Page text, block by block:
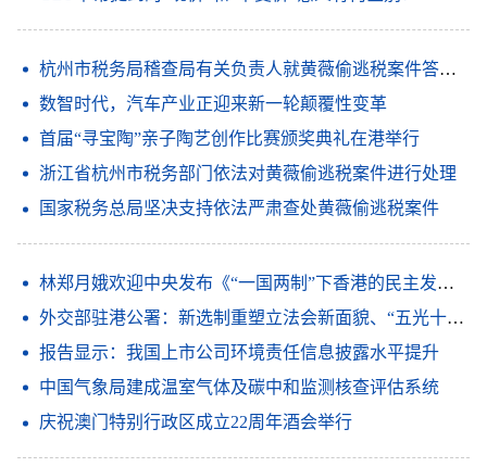
杭州市税务局稽查局有关负责人就黄薇偷逃税案件答记者问
数智时代，汽车产业正迎来新一轮颠覆性变革
首届“寻宝陶”亲子陶艺创作比赛颁奖典礼在港举行
浙江省杭州市税务部门依法对黄薇偷逃税案件进行处理
国家税务总局坚决支持依法严肃查处黄薇偷逃税案件
林郑月娥欢迎中央发布《“一国两制”下香港的民主发展》白皮书
外交部驻港公署：新选制重塑立法会新面貌、“五光十色”共绘香港特色民主新篇章
报告显示：我国上市公司环境责任信息披露水平提升
中国气象局建成温室气体及碳中和监测核查评估系统
庆祝澳门特别行政区成立22周年酒会举行